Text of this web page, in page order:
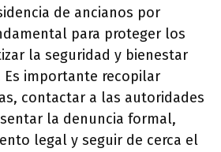
de ancianos por
para proteger los
la seguridad y bienestar
Es importante recopilar
contactar a las autoridades
la denuncia formal,
legal y seguir de cerca el